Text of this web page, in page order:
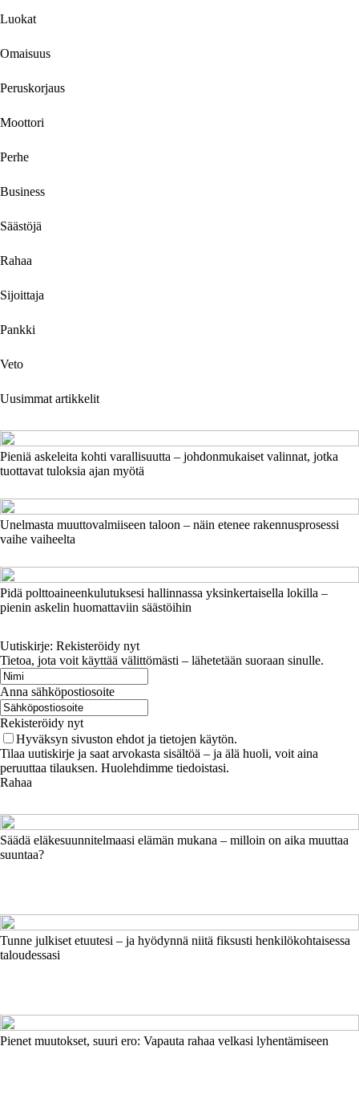
Luokat
Omaisuus
Peruskorjaus
Moottori
Perhe
Business
Säästöjä
Rahaa
Sijoittaja
Pankki
Veto
Uusimmat artikkelit
Pieniä askeleita kohti varallisuutta – johdonmukaiset valinnat, jotka
tuottavat tuloksia ajan myötä
Unelmasta muuttovalmiiseen taloon – näin etenee rakennusprosessi
vaihe vaiheelta
Pidä polttoaineenkulutuksesi hallinnassa yksinkertaisella lokilla –
pienin askelin huomattaviin säästöihin
Uutiskirje: Rekisteröidy nyt
Tietoa, jota voit käyttää välittömästi – lähetetään suoraan sinulle.
Anna sähköpostiosoite
Rekisteröidy nyt
Hyväksyn sivuston ehdot ja tietojen käytön.
Tilaa uutiskirje ja saat arvokasta sisältöä – ja älä huoli, voit aina
peruuttaa tilauksen. Huolehdimme tiedoistasi.
Rahaa
Säädä eläkesuunnitelmaasi elämän mukana – milloin on aika muuttaa
suuntaa?
Tunne julkiset etuutesi – ja hyödynnä niitä fiksusti henkilökohtaisessa
taloudessasi
Pienet muutokset, suuri ero: Vapauta rahaa velkasi lyhentämiseen